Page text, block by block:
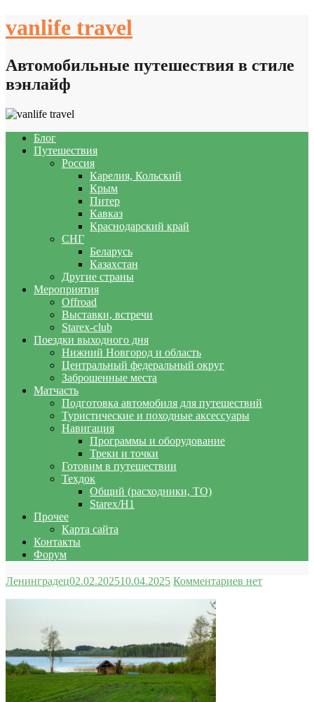
to
vanlife travel
Автомобильные путешествия в стиле
вэнлайф
Блог
Путешествия
Россия
Карелия, Кольский
Крым
Питер
Кавказ
Краснодарский край
СНГ
Беларусь
Казахстан
Другие страны
Мероприятия
Offroad
Выставки, встречи
Starex-club
Поездки выходного дня
Нижний Новгород и область
Центральный федеральный округ
Заброшенные места
Матчасть
Подготовка автомобиля для путешествий
Туристические и походные аксессуары
Навигация
Программы и оборудование
Треки и точки
Готовим в путешествии
Техдок
Общий (расходники, ТО)
Starex/H1
Прочее
Карта сайта
Контакты
Форум
Ленинградец02.02.202510.04.2025 Комментариев нет